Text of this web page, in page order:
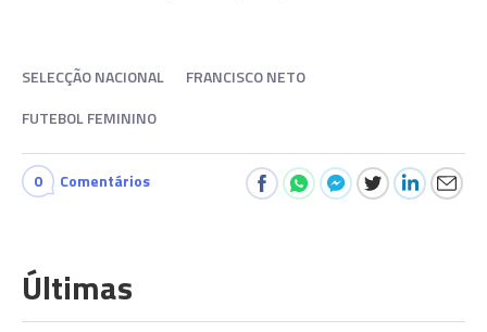
SELECÇÃO NACIONAL
FRANCISCO NETO
FUTEBOL FEMININO
0 Comentários
Últimas